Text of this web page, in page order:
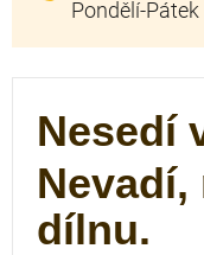
Nesedí
dílnu.